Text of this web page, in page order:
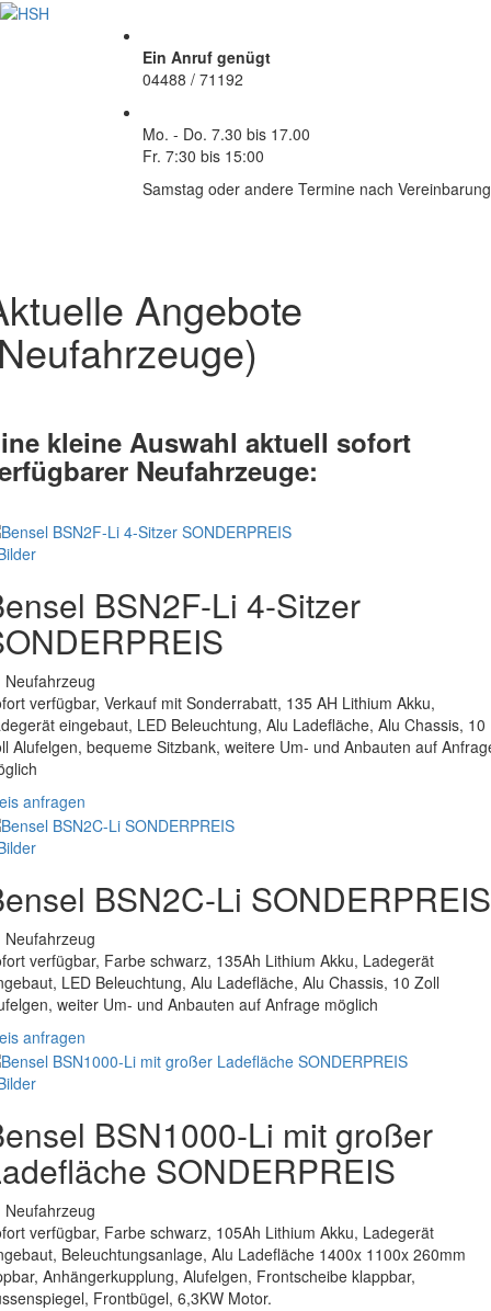
Ein Anruf genügt
04488 / 71192
Mo. - Do. 7.30 bis 17.00
Fr. 7:30 bis 15:00
Samstag oder andere Termine nach Vereinbarung
Angebote
kleine Auswahl aktuell sofort
Neufahrzeuge:
BSN2F-Li 4-Sitzer
Neufahrzeug
verfügbar, Verkauf mit Sonderrabatt, 135 AH Lithium Akku,
eingebaut, LED Beleuchtung, Alu Ladefläche, Alu Chassis, 10
Alufelgen, bequeme Sitzbank, weitere Um- und Anbauten auf
anfragen
BSN2C-Li SONDERPREIS
Neufahrzeug
verfügbar, Farbe schwarz, 135Ah Lithium Akku, Ladegerät
LED Beleuchtung, Alu Ladefläche, Alu Chassis, 10 Zoll
weiter Um- und Anbauten auf Anfrage möglich
anfragen
BSN1000-Li mit großer
SONDERPREIS
Neufahrzeug
verfügbar, Farbe schwarz, 105Ah Lithium Akku, Ladegerät
Beleuchtungsanlage, Alu Ladefläche 1400x 1100x 260mm
Anhängerkupplung, Alufelgen, Frontscheibe klappbar,
Frontbügel, 6,3KW Motor.